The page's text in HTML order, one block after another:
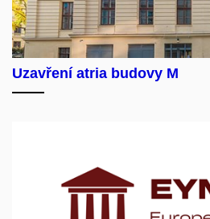
Uzavření atria budovy M